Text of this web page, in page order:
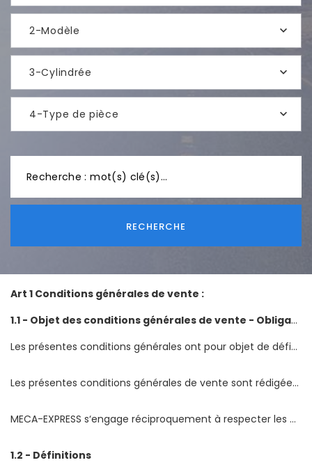
2-Modèle
3-Cylindrée
4-Type de pièce
RECHERCHE
Art 1 Conditions générales de vente :
1.1 - Objet des conditions générales de vente - Obligations réciproques
Les présentes conditions générales ont pour objet de définir les droits et obligations des parties dans le cadre de la vente en ligne de biens et services proposés par MECA-EXPRESS au Client.
Les présentes conditions générales de vente sont rédigées en français et expriment les obligations, les droits du Client et de MECA-EXPRESS. En ce sens, le Client reconnaît accepter sans réserve l‘intégralité des dispositions prévues aux présentes.
MECA-EXPRESS s‘engage réciproquement à respecter les obligations qui lui incombent dans le cadre des présentes.
1.2 - Définitions